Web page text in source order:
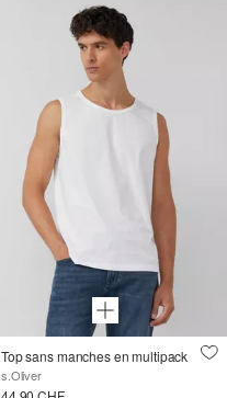
Top sans manches en multipack
s.Oliver